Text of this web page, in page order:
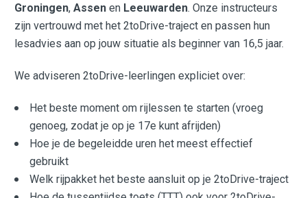
Groningen,Assen en Leeuwarden. Onze instructeurs
zijn vertrouwd met het 2toDrive-traject en passen hun
lesadvies aan op jouw situatie als beginner van 16,5 jaar.
We adviseren 2toDrive-leerlingen expliciet over:
Het beste moment om rijlessen te starten (vroeg
genoeg, zodat je op je 17e kunt afrijden)
Hoe je de begeleidde uren het meest effectief
gebruikt
Welk rijpakket het beste aansluit op je 2toDrive-traject